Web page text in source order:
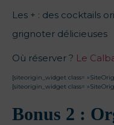
Les + : des cocktails
grignoter délicieuses
Où réserver ? Le
[siteorigin_widget class=
[siteorigin_widget class=
Bonus 2 :